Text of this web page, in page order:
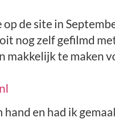
de site in
nog zelf gefilmd
makkelijk te maken
en had ik